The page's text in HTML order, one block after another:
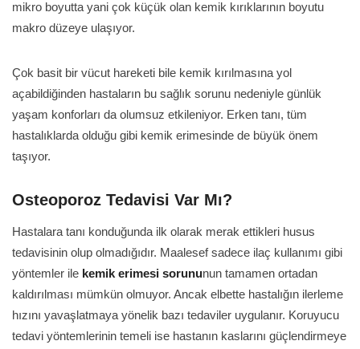
mikro boyutta yani çok küçük olan kemik kırıklarının boyutu
makro düzeye ulaşıyor.
Çok basit bir vücut hareketi bile kemik kırılmasına yol
açabildiğinden hastaların bu sağlık sorunu nedeniyle günlük
yaşam konforları da olumsuz etkileniyor. Erken tanı, tüm
hastalıklarda olduğu gibi kemik erimesinde de büyük önem
taşıyor.
Osteoporoz Tedavisi Var Mı?
Hastalara tanı konduğunda ilk olarak merak ettikleri husus
tedavisinin olup olmadığıdır. Maalesef sadece ilaç kullanımı gibi
yöntemler ile kemik erimesi sorununun tamamen ortadan
kaldırılması mümkün olmuyor. Ancak elbette hastalığın ilerleme
hızını yavaşlatmaya yönelik bazı tedaviler uygulanır. Koruyucu
tedavi yöntemlerinin temeli ise hastanın kaslarını güçlendirmeye